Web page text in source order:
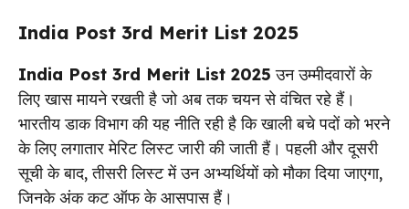
India Post 3rd Merit List 2025
India Post 3rd Merit List 2025 उन उम्मीदवारों के
लिए खास मायने रखती है जो अब तक चयन से वंचित रहे हैं।
भारतीय डाक विभाग की यह नीति रही है कि खाली बचे पदों को भरने
के लिए लगातार मेरिट लिस्ट जारी की जाती हैं। पहली और दूसरी
सूची के बाद, तीसरी लिस्ट में उन अभ्यर्थियों को मौका दिया जाएगा,
जिनके अंक कट ऑफ के आसपास हैं।